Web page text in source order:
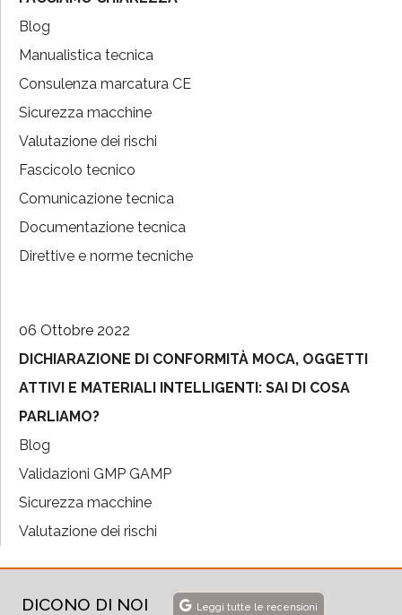
Blog
Manualistica tecnica
Consulenza marcatura CE
Sicurezza macchine
Valutazione dei rischi
Fascicolo tecnico
Comunicazione tecnica
Documentazione tecnica
Direttive e norme tecniche
06 Ottobre 2022
DICHIARAZIONE DI CONFORMITÀ MOCA, OGGETTI
ATTIVI E MATERIALI INTELLIGENTI: SAI DI COSA
PARLIAMO?
Blog
Validazioni GMP GAMP
Sicurezza macchine
Valutazione dei rischi
DICONO DI NOI Leggi tutte le recensioni